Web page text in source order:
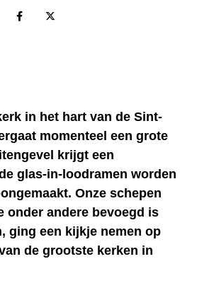
Pensioenen
Doe mee
in het hart van de Sint-
momenteel een grote
krijgt een
glas-in-loodramen worden
Onze schepen
onder andere bevoegd is
ging een kijkje nemen op
de grootste kerken in